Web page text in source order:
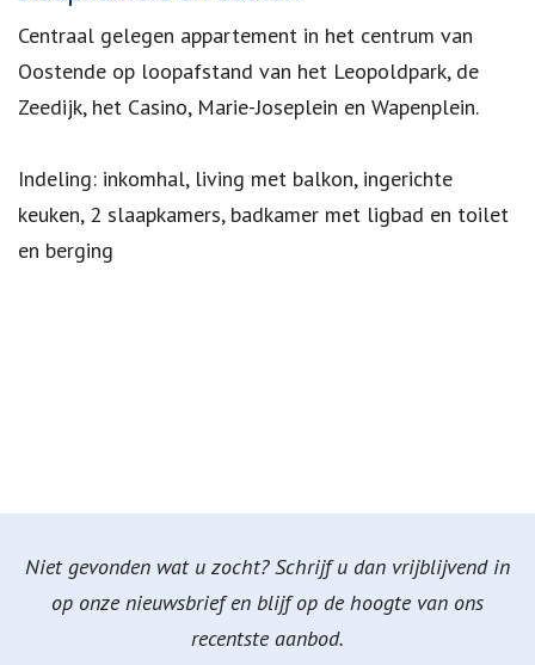
Centraal gelegen appartement in het centrum van
Oostende op loopafstand van het Leopoldpark, de
Zeedijk, het Casino, Marie-Joseplein en Wapenplein.
Indeling: inkomhal, living met balkon, ingerichte
keuken, 2 slaapkamers, badkamer met ligbad en toilet
en berging
Niet gevonden wat u zocht? Schrijf u dan vrijblijvend in
op onze nieuwsbrief en blijf op de hoogte van ons
recentste aanbod.